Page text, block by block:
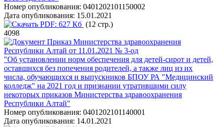
Номер опубликования: 0401202101150002
Дата опубликования: 15.01.2021
PDF: 627 Кб (12 стр.)
4098
Приказ Министерства здравоохранения
Республики Алтай от 11.01.2021 № 3-од
"Об установлении норм обеспечения для детей-сирот и детей,
оставшихся без попечения родителей, а также лиц из их
числа, обучающихся и выпускников БПОУ РА "Медицинский
колледж" на 2021 год и признании утратившими силу
некоторых приказов Министерства здравоохранения
Республики Алтай"
Номер опубликования: 0401202101140001
Дата опубликования: 14.01.2021